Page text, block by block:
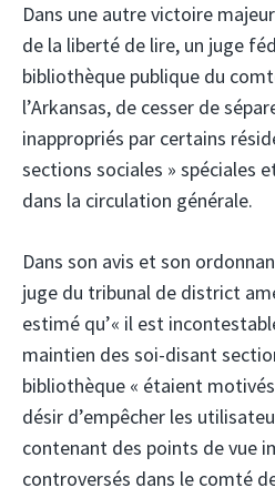
Dans une autre victoire
de la liberté de lire, un juge
bibliothèque publique du
l’Arkansas, de cesser de
inappropriés par certains
sections sociales » spéciales
dans la circulation générale.
Dans son avis et son
juge du tribunal de district
estimé qu’« il est
maintien des soi-disant
bibliothèque « étaient
désir d’empêcher les
contenant des points de vue
controversés dans le comté